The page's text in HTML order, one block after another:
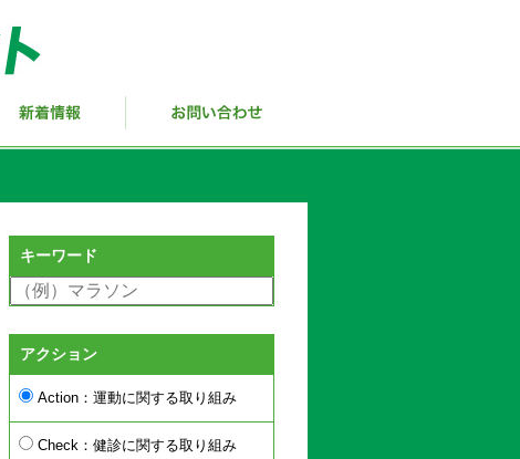
キーワード
アクション
Action：運動に関する取り組み
Check：健診に関する取り組み